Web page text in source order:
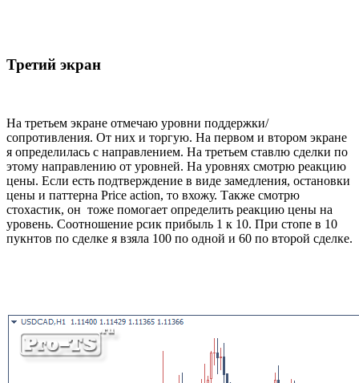
Третий экран
На третьем экране отмечаю уровни поддержки/
сопротивления. От них и торгую. На первом и втором экране
я определилась с направлением. На третьем ставлю сделки по
этому направлению от уровней. На уровнях смотрю реакцию
цены. Если есть подтверждение в виде замедления, остановки
цены и паттерна Price action, то вхожу. Также смотрю
стохастик, он тоже помогает определить реакцию цены на
уровень. Соотношение рсик прибыль 1 к 10. При стопе в 10
пукнтов по сделке я взяла 100 по одной и 60 по второй сделке.